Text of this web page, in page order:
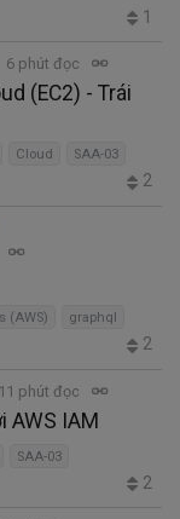
1
6 phút đọc
(EC2) - Trái
Cloud SAA-03
2
(AWS) graphql
2
11 phút đọc
AWS IAM
SAA-03
2